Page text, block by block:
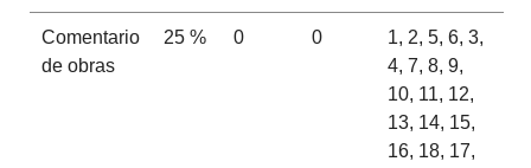
Comentario
de obras
25 % 0 0
1, 2, 5, 6, 3,
4, 7, 8, 9,
10, 11, 12,
13, 14, 15,
16, 18, 17,